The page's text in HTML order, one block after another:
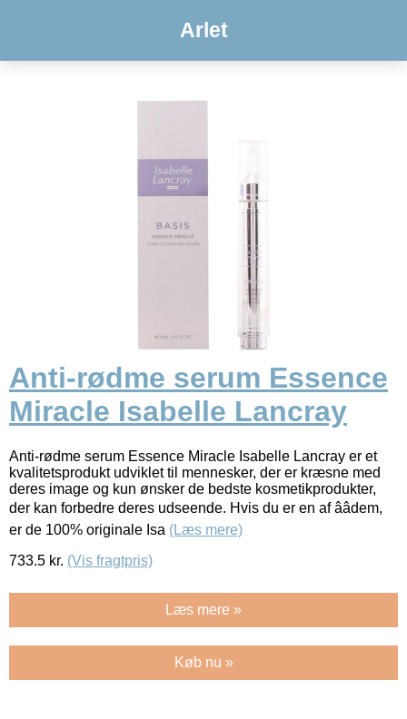
Arlet
Anti-rødme serum Essence
Miracle Isabelle Lancray
Anti-rødme serum Essence Miracle Isabelle Lancray er et
kvalitetsprodukt udviklet til mennesker, der er kræsne med
deres image og kun ønsker de bedste kosmetikprodukter,
der kan forbedre deres udseende. Hvis du er en af ââdem,
er de 100% originale Isa (Læs mere)
733.5 kr. (Vis fragtpris)
Læs mere »
Køb nu »